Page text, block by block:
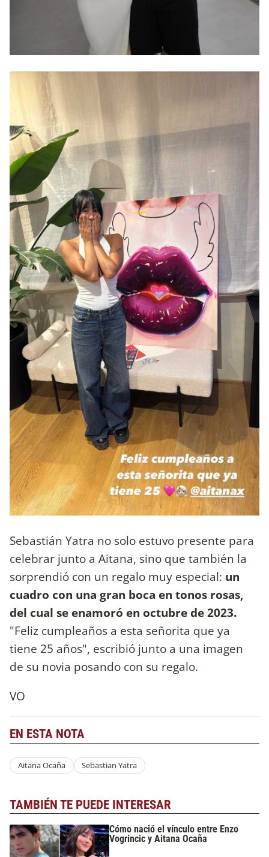
Sebastián Yatra no solo estuvo presente para
celebrar junto a Aitana, sino que también la
sorprendió con un regalo muy especial: un
cuadro con una gran boca en tonos rosas,
del cual se enamoró en octubre de 2023.
"Feliz cumpleaños a esta señorita que ya
tiene 25 años", escribió junto a una imagen
de su novia posando con su regalo.
VO
EN ESTA NOTA
Aitana Ocaña Sebastian Yatra
TAMBIÉN TE PUEDE INTERESAR
Cómo nació el vínculo entre Enzo
Vogrincic y Aitana Ocaña